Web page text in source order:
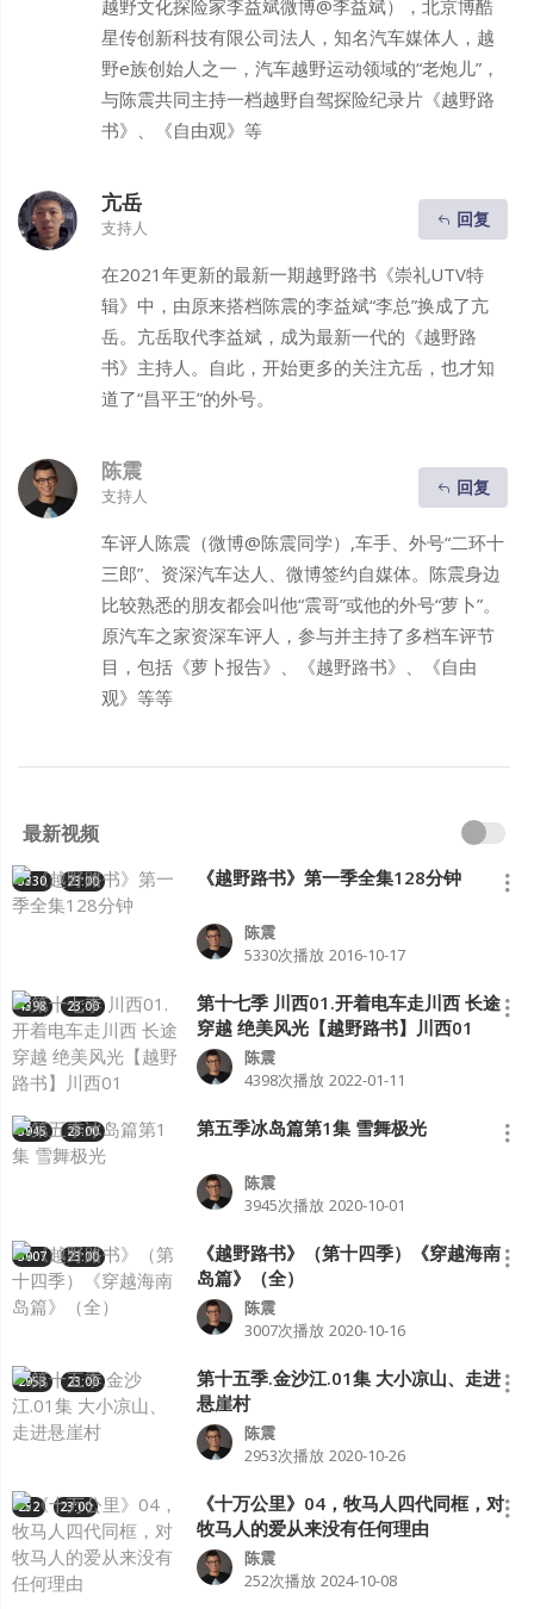
越野文化探险家李益斌微博@李益斌），北京博酷
星传创新科技有限公司法人，知名汽车媒体人，越
野e族创始人之一，汽车越野运动领域的“老炮儿”，
与陈震共同主持一档越野自驾探险纪录片《越野路
书》、《自由观》等
亢岳
支持人 回复
在2021年更新的最新一期越野路书《崇礼UTV特
辑》中，由原来搭档陈震的李益斌“李总”换成了亢
岳。亢岳取代李益斌，成为最新一代的《越野路
书》主持人。自此，开始更多的关注亢岳，也才知
道了“昌平王”的外号。
陈震
支持人 回复
车评人陈震（微博@陈震同学）,车手、外号“二环十
三郎”、资深汽车达人、微博签约自媒体。陈震身边
比较熟悉的朋友都会叫他“震哥”或他的外号“萝卜”。
原汽车之家资深车评人，参与并主持了多档车评节
目，包括《萝卜报告》、《越野路书》、《自由
观》等等
最新视频
5330 23:00 《越野路书》第一季全集128分钟
陈震
5330次播放 2016-10-17
4398 23:00
第十七季 川西01.开着电车走川西 长途
穿越 绝美风光【越野路书】川西01
陈震
4398次播放 2022-01-11
3945 23:00 第五季冰岛篇第1集 雪舞极光
陈震
3945次播放 2020-10-01
3007 23:00
《越野路书》（第十四季）《穿越海南
岛篇》（全）
陈震
3007次播放 2020-10-16
2953 23:00
第十五季.金沙江.01集 大小凉山、走进
悬崖村
陈震
2953次播放 2020-10-26
252 23:00
《十万公里》04，牧马人四代同框，对
牧马人的爱从来没有任何理由
陈震
252次播放 2024-10-08